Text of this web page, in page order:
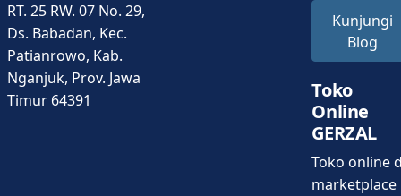
RT. 25 RW. 07 No. 29,
Ds. Babadan, Kec.
Patianrowo, Kab.
Nganjuk, Prov. Jawa
Timur 64391
Kunjungi
Blog
Toko
Online
GERZAL
Toko online
marketplace